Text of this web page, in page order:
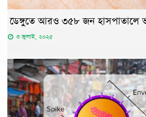
ডেঙ্গুতে আরও ৩৫৮ জন হাসপাতালে
৩ জুলাই, ২০২৫